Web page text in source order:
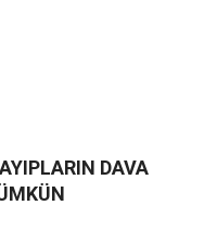
DAVA